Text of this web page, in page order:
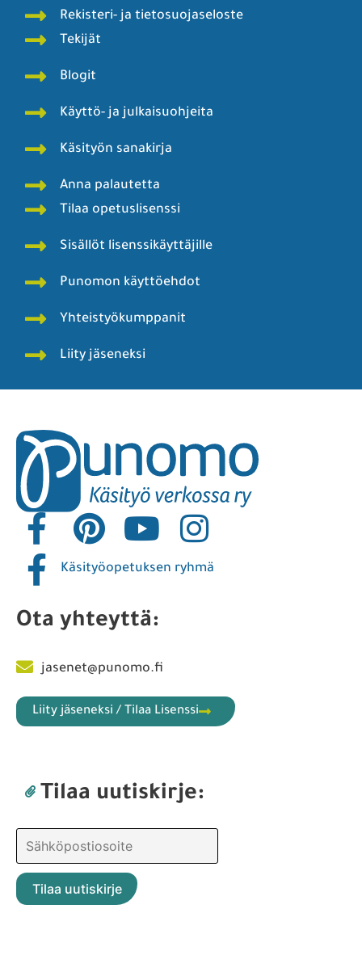
Rekisteri- ja tietosuojaseloste
Tekijät
Blogit
Käyttö- ja julkaisuohjeita
Käsityön sanakirja
Anna palautetta
Tilaa opetuslisenssi
Sisällöt lisenssikäyttäjille
Punomon käyttöehdot
Yhteistyökumppanit
Liity jäseneksi
Käsityöopetuksen ryhmä
Ota yhteyttä:
jasenet@punomo.fi
Liity jäseneksi / Tilaa Lisenssi
Tilaa uutiskirje: